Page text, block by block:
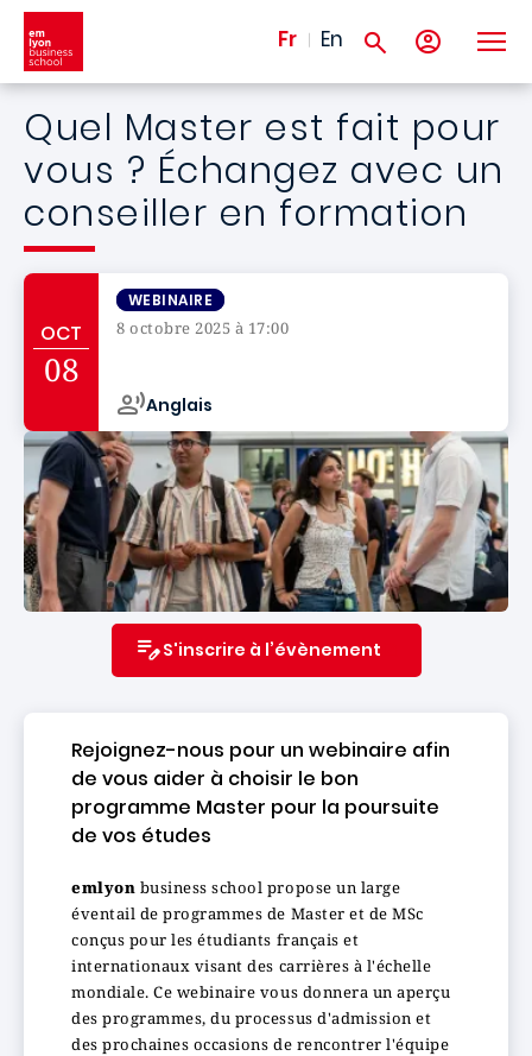
Aller au contenu principal
Fr En
Quel Master est fait pour
vous ? Échangez avec un
conseiller en formation
OCT
08
WEBINAIRE
8 octobre 2025 à 17:00
Anglais
S'inscrire à l’évènement
Rejoignez-nous pour un webinaire afin
de vous aider à choisir le bon
programme Master pour la poursuite
de vos études
emlyon business school propose un large
éventail de programmes de Master et de MSc
conçus pour les étudiants français et
internationaux visant des carrières à l'échelle
mondiale. Ce webinaire vous donnera un aperçu
des programmes, du processus d'admission et
des prochaines occasions de rencontrer l'équipe